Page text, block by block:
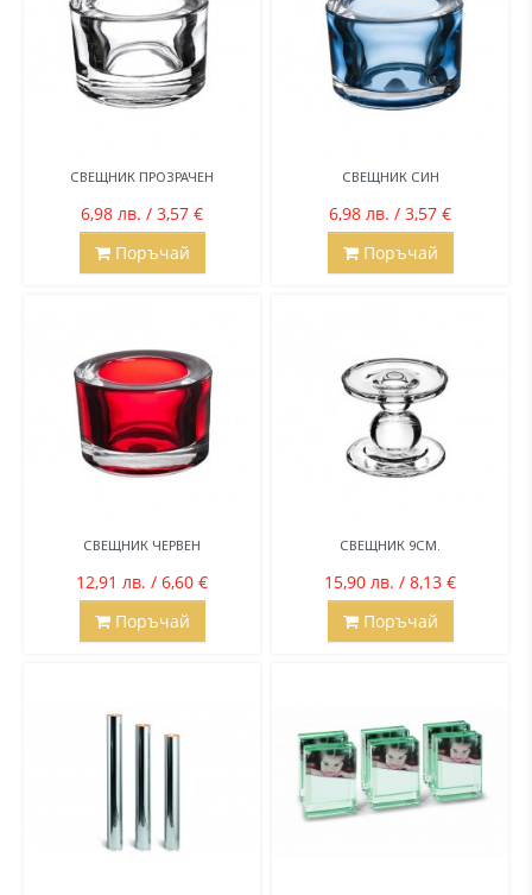
СВЕЩНИК ПРОЗРАЧЕН
6,98 лв. / 3,57 €
Поръчай
СВЕЩНИК СИН
6,98 лв. / 3,57 €
Поръчай
СВЕЩНИК ЧЕРВЕН
12,91 лв. / 6,60 €
Поръчай
СВЕЩНИК 9СМ.
15,90 лв. / 8,13 €
Поръчай